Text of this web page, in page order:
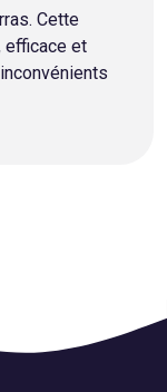
Cette
efficace et